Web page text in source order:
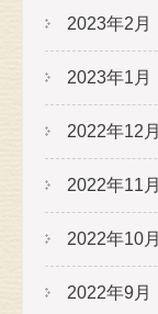
2023年2月
2023年1月
2022年12月
2022年11月
2022年10月
2022年9月